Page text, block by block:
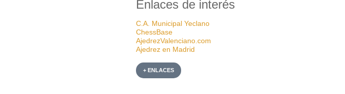
Enlaces de interés
C.A. Municipal Yeclano
ChessBase
AjedrezValenciano.com
Ajedrez en Madrid
+ ENLACES